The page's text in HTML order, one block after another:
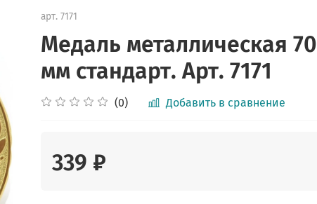
арт.7171
Медаль металлическая 70
мм стандарт. Арт. 7171
(0) Добавить в сравнение
339 ₽